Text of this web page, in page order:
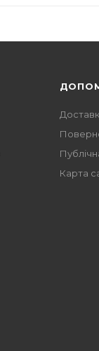
Карта